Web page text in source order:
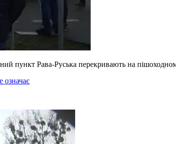
пункт Рава-Руська перекривають на
означає